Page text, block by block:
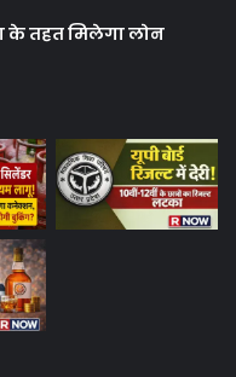
के तहत मिलेगा लोन